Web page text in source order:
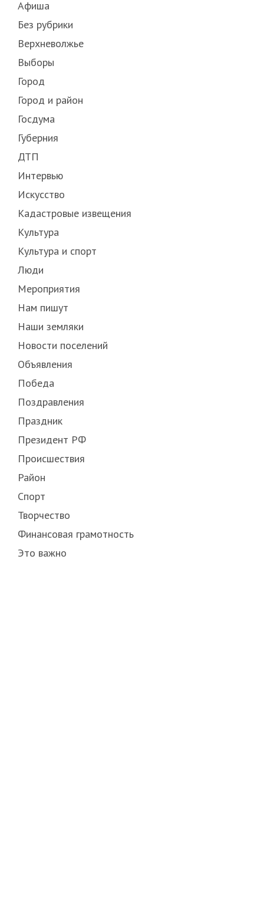
Афиша
Без рубрики
Верхневолжье
Выборы
Город
Город и район
Госдума
Губерния
ДТП
Интервью
Искусство
Кадастровые извещения
Культура
Культура и спорт
Люди
Мероприятия
Нам пишут
Наши земляки
Новости поселений
Объявления
Победа
Поздравления
Праздник
Президент РФ
Происшествия
Район
Спорт
Творчество
Финансовая грамотность
Это важно